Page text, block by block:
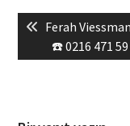
Yazı
gezinmesi
Previous
post:
Ferah
☎️ 0216 471 59